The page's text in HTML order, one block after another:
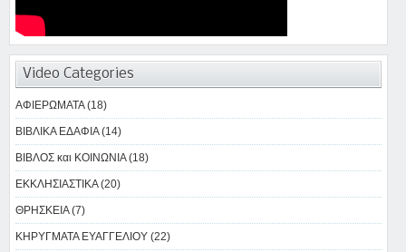
Video Categories
ΑΦΙΕΡΩΜΑΤΑ (18)
ΒΙΒΛΙΚΑ ΕΔΑΦΙΑ (14)
ΒΙΒΛΟΣ και ΚΟΙΝΩΝΙΑ (18)
ΕΚΚΛΗΣΙΑΣΤΙΚΑ (20)
ΘΡΗΣΚΕΙΑ (7)
ΚΗΡΥΓΜΑΤΑ ΕΥΑΓΓΕΛΙΟΥ (22)